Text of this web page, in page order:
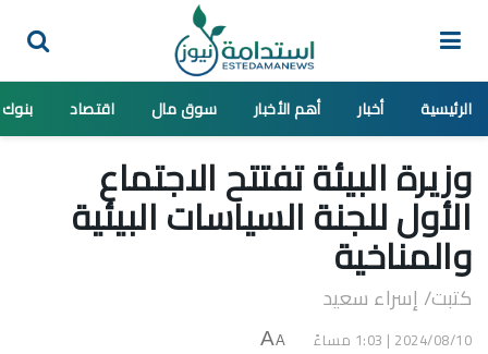
الرئيسية أخبار أهم الأخبار سوق مال اقتصاد بنوك
وزيرة البيئة تفتتح الاجتماع
الأول للجنة السياسات البيئية
والمناخية
كتبت/ إسراء سعيد
2024/08/10 | 1:03 مساءً A
A